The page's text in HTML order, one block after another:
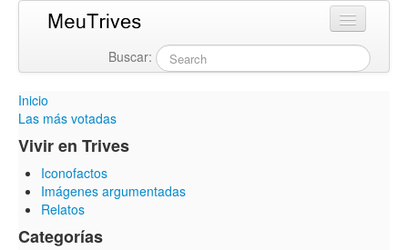
Buscar:
Inicio
Las más votadas
Vivir en Trives
Iconofactos
Imágenes argumentadas
Relatos
Categorías